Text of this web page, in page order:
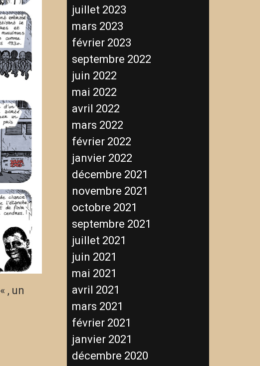
« , un
juillet 2023
mars 2023
février 2023
septembre 2022
juin 2022
mai 2022
avril 2022
mars 2022
février 2022
janvier 2022
décembre 2021
novembre 2021
octobre 2021
septembre 2021
juillet 2021
juin 2021
mai 2021
avril 2021
mars 2021
février 2021
janvier 2021
décembre 2020